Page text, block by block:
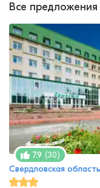
Все предложения
7.9 (30)
Свердловская